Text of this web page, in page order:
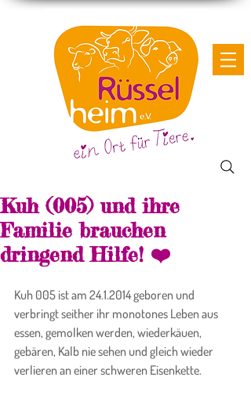
Kuh (005) und ihre
Familie brauchen
dringend Hilfe! ❤️
Kuh 005 ist am 24.1.2014 geboren und
verbringt seither ihr monotones Leben aus
essen, gemolken werden, wiederkäuen,
gebären, Kalb nie sehen und gleich wieder
verlieren an einer schweren Eisenkette.